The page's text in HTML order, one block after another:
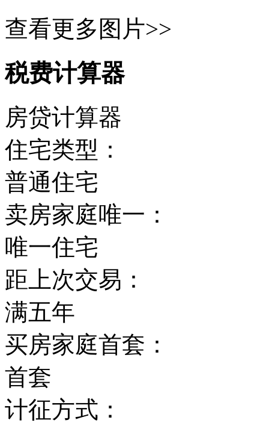
查看更多图片>>
税费计算器
房贷计算器
住宅类型：
普通住宅
卖房家庭唯一：
唯一住宅
距上次交易：
满五年
买房家庭首套：
首套
计征方式：